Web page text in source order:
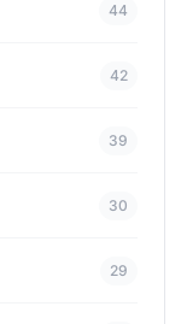
44
42
39
30
29